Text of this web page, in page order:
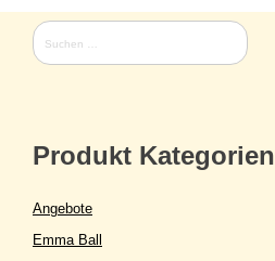
Suchen
nach:
Produkt Kategorien
Angebote
Emma Ball